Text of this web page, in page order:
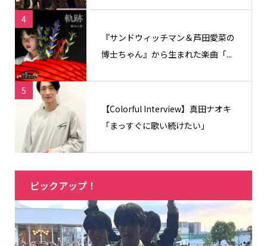
4
『サンドウィッチマン＆芦田愛菜の
博士ちゃん』から生まれた楽曲「...
5
【Colorful Interview】真田ナオキ
「まっすぐに歌い続けたい」
ピックアップ！